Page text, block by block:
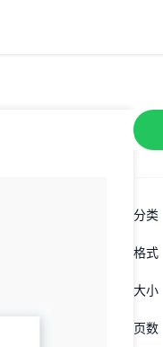
分类
格式
大小
页数